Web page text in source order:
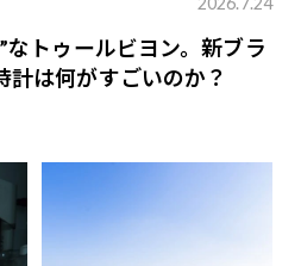
なトゥールビヨン。新ブラ
計は何がすごいのか？